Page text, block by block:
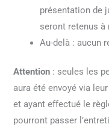
présentation de
seront retenus à
Au-delà : aucun
Attention : seules les
aura été envoyé via
et ayant effectué le
pourront passer